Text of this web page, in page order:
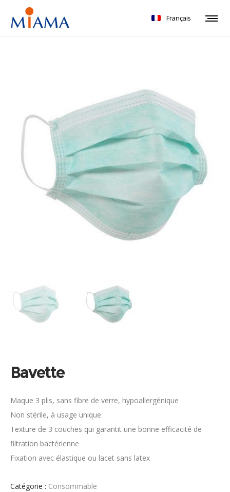
Français
Bavette
Maque 3 plis, sans fibre de verre, hypoallergénique
Non stérile, à usage unique
Texture de 3 couches qui garantit une bonne efficacité de
filtration bactérienne
Fixation avec élastique ou lacet sans latex
Catégorie : Consommable